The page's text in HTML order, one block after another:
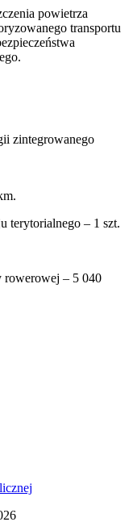
powietrza
transportu
zintegrowanego
terytorialnego – 1 szt.
rowerowej – 5 040